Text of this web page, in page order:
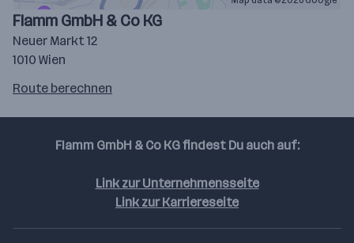
Flamm GmbH & Co KG
Neuer Markt 12
1010 Wien
Route
Route berechnen
Flamm GmbH & Co KG findest Du auch auf:
Link zur Unternehmensseite
Link zur Karriereseite